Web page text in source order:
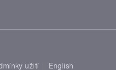
užití English